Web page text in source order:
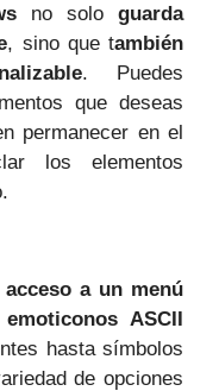
no solo guarda
, sino que también
. Puedes
que deseas
permanecer en el
los elementos
a un menú
ASCII
hasta símbolos
de opciones